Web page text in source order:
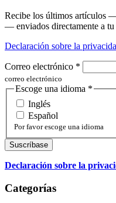
Recibe los últimos artículos
— enviados directamente a
Declaración sobre la
Correo electrónico *
correo electrónico
Escoge una idioma *
Inglés
Español
Por favor escoge una idioma
Declaración sobre la
Categorías